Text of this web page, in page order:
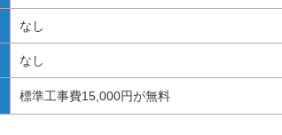
なし
なし
標準工事費15,000円が無料